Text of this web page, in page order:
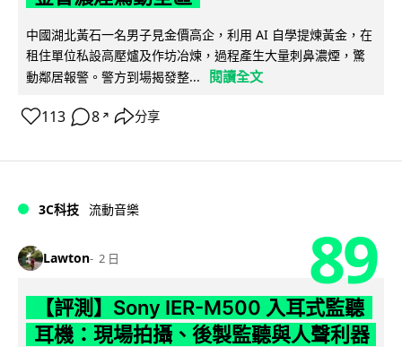
中國湖北黃石一名男子見金價高企，利用 AI 自學提煉黃金，在
租住單位私設高壓爐及作坊冶煉，過程產生大量刺鼻濃煙，驚
動鄰居報警。警方到場揭發整...
閱讀全文
113 8 ↗ 分享
3C科技 流動音樂
Lawton 2 日 89
【評測】Sony IER-M500 入耳式監聽
耳機：現場拍攝、後製監聽與人聲利器